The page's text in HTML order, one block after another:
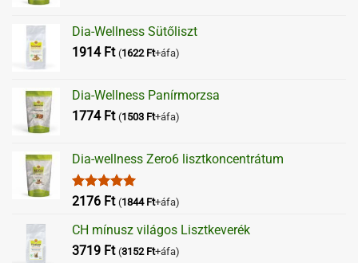
Dia-Wellness Sütőliszt
1914 Ft (1622 Ft+áfa)
Dia-Wellness Panírmorzsa
1774 Ft (1503 Ft+áfa)
Dia-wellness Zero6 lisztkoncentrátum
Értékelés:
2176 Ft (1844 Ft+áfa)
CH mínusz világos Lisztkeverék
3719 Ft (3152 Ft+áfa)